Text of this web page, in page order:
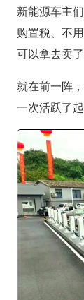
新能源车主
购置税、不
可以拿去卖了
就在前一阵
一次活跃了起